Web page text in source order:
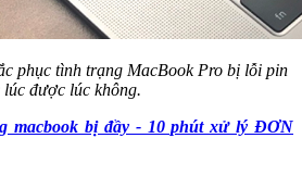
phục tình trạng MacBook Pro bị lỗi pin
lúc được lúc không.
macbook bị đầy - 10 phút xử lý ĐƠN